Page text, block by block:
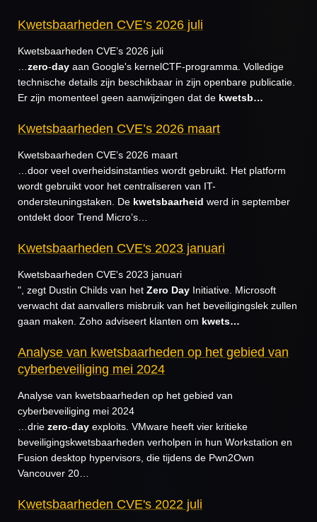
Kwetsbaarheden CVE’s 2026 juli
Kwetsbaarheden CVE’s 2026 juli
zero-day aan Google's kernelCTF-programma. Volledige
technische details zijn beschikbaar in zijn openbare publicatie.
Er zijn momenteel geen aanwijzingen dat de kwetsb…
Kwetsbaarheden CVE’s 2026 maart
Kwetsbaarheden CVE’s 2026 maart
…door veel overheidsinstanties wordt gebruikt. Het platform
wordt gebruikt voor het centraliseren van IT-
ondersteuningstaken. De kwetsbaarheid werd in september
ontdekt door Trend Micro’s…
Kwetsbaarheden CVE's 2023 januari
Kwetsbaarheden CVE's 2023 januari
", zegt Dustin Childs van het Zero Day Initiative. Microsoft
verwacht dat aanvallers misbruik van het beveiligingslek zullen
gaan maken. Zoho adviseert klanten om kwets…
Analyse van kwetsbaarheden op het gebied van
cyberbeveiliging mei 2024
Analyse van kwetsbaarheden op het gebied van
cyberbeveiliging mei 2024
…drie zero-day exploits. VMware heeft vier kritieke
beveiligingskwetsbaarheden verholpen in hun Workstation en
Fusion desktop hypervisors, die tijdens de Pwn2Own
Vancouver 20…
Kwetsbaarheden CVE's 2022 juli